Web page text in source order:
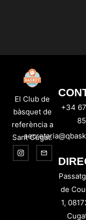
El Club de
bàsquet de
referència a
Sant Cugat.
+34
de
1,